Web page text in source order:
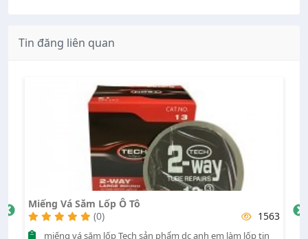
Tin đăng liên quan
Miếng Vá Săm Lốp Ô Tô
(0)
1563
Lốp